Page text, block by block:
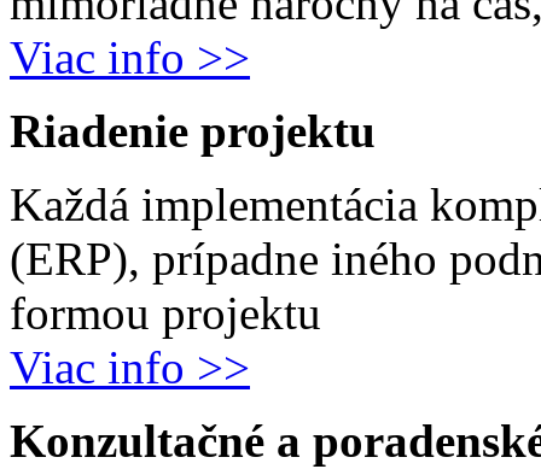
Viac info >>
Riadenie projektu
Každá implementácia
(ERP), prípadne iného
formou projektu
Viac info >>
Konzultačné a